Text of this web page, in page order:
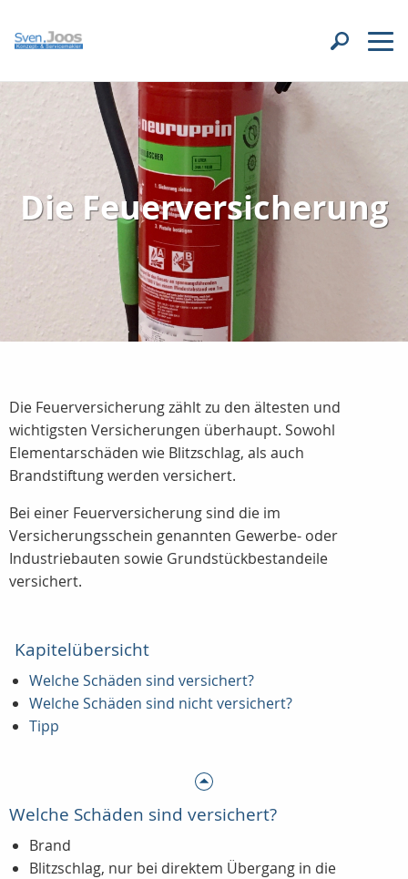
Die Feuerversicherung
Die Feuerversicherung zählt zu den ältesten und
wichtigsten Versicherungen überhaupt. Sowohl
Elementarschäden wie Blitzschlag, als auch
Brandstiftung werden versichert.
Bei einer Feuerversicherung sind die im
Versicherungsschein genannten Gewerbe- oder
Industriebauten sowie Grundstückbestandeile
versichert.
Kapitelübersicht
Welche Schäden sind versichert?
Welche Schäden sind nicht versichert?
Tipp
Welche Schäden sind versichert?
Brand
Blitzschlag, nur bei direktem Übergang in die